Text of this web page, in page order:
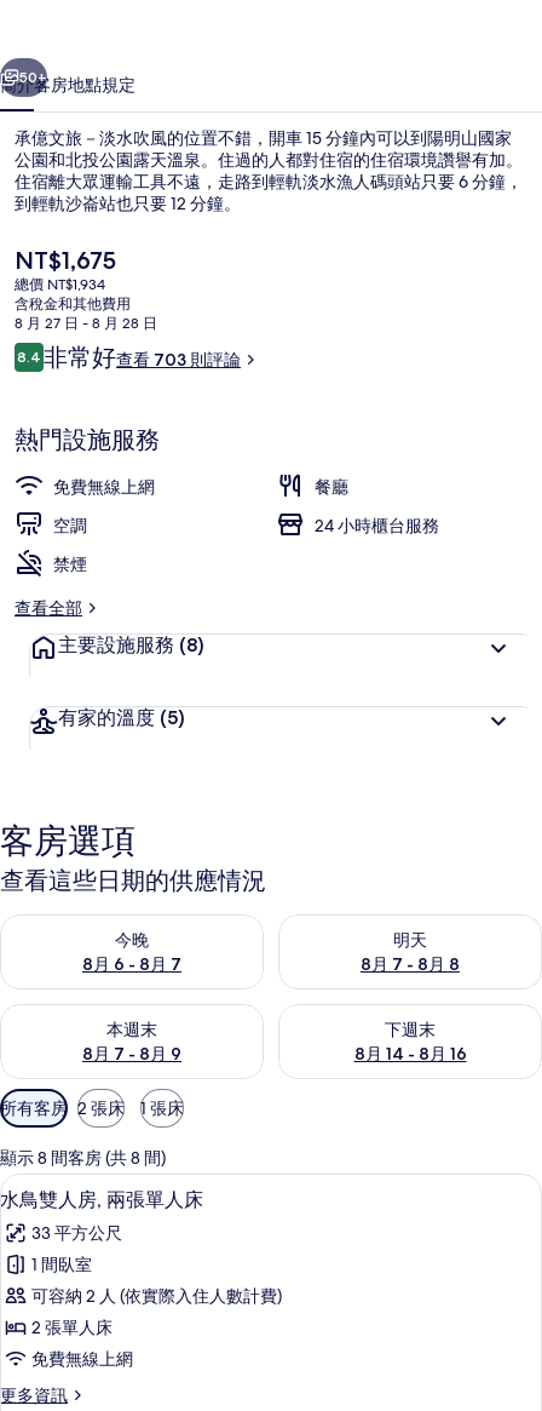
吹
風
的
相
集
個 下一個
50+
簡介客房地點規定
承億文旅－淡水吹風的位置不錯，開車 15 分鐘內可以到陽明山國家
公園和北投公園露天溫泉。住過的人都對住宿的住宿環境讚譽有加。
住宿離大眾運輸工具不遠，走路到輕軌淡水漁人碼頭站只要 6 分鐘，
到輕軌沙崙站也只要 12 分鐘。
目
前
的
價
格
是
NT$1,675
總價 NT$1,934
含稅金和其他費用
8 月 27 日 - 8 月 28 日
評
論
8.48.4 分，滿分 10 分，
非常好查看 703 則評論
熱門設施服務
免費無線上網
餐廳
空調
24 小時櫃台服務
禁煙
查看全部
主要設施服務 (8)
有家的溫度 (5)
客房選項
查看這些日期的供應情況
今晚
8月 6 - 8月 7
查看今晚 (8月 6 - 8月 7) 的供應情況
明天
8月 7 - 8月 8
查看明天 (8月 7 - 8月 8) 的供
本週末
8月 7 - 8月 9
查看本週末 (8月 7 - 8月 9) 的供應情況
下週末
8月 14 - 8月 16
查看下週末 (8月 14 - 8月 16)
可
用
的
客
房
篩
選
條
所有客房 2 張床 1 張床
顯示 8 間客房 (共 8 間)
顯
示
水
鳥
雙
人
水鳥雙人房, 兩張單人床 | 熨斗/熨衣
4
水鳥雙人房, 兩張單人床
33 平方公尺
1 間臥室
可容納 2 人 (依實際入住人數計費)
2 張單人床
免費無線上網
更多資訊
更